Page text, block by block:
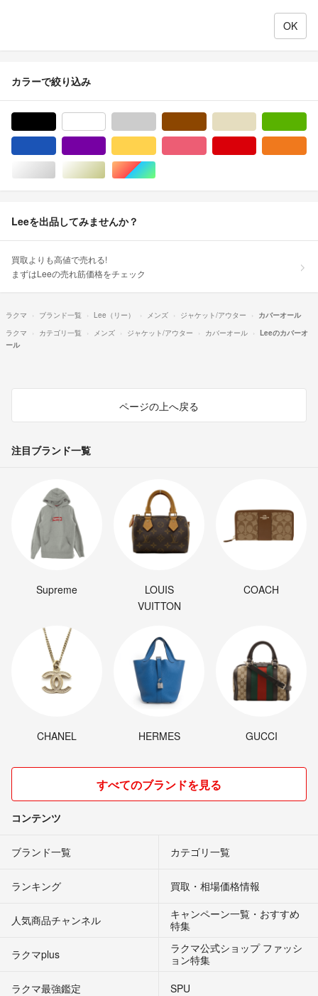
カラーで絞り込み
シルバー/銀色系ゴールド/金色系マルチカラー
Leeを出品してみませんか？
買取よりも高値で売れる!
まずはLeeの売れ筋価格をチェック
ラクマ ブランド一覧 Lee（リー） メンズ ジャケット/アウター
カバーオール
ラクマ
カテゴリ一覧 メンズ ジャケット/アウター カバーオール
Leeのカバーオ
ール
ページの上へ戻る
注目ブランド一覧
Supreme
LOUIS
VUITTON
COACH
CHANEL HERMES GUCCI
すべてのブランドを見る
コンテンツ
ブランド一覧 カテゴリ一覧
ランキング 買取・相場価格情報
人気商品チャンネル
キャンペーン一覧・おすすめ
特集
ラクマplus
ラクマ公式ショップ ファッシ
ョン特集
ラクマ最強鑑定
SPU